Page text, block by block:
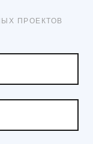
ПРОЕКТОВ